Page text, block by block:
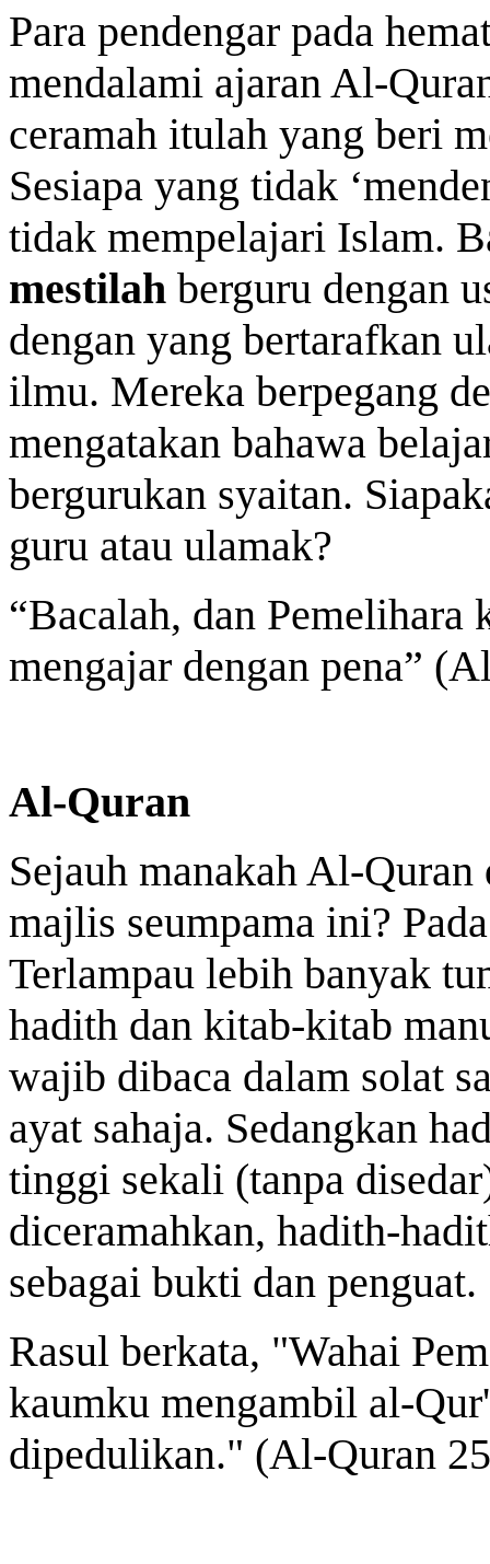
Para pendengar pada
mendalami ajaran Al-
ceramah itulah yang beri
Sesiapa yang tidak
tidak mempelajari Islam.
mestilah berguru dengan
dengan yang bertarafkan
ilmu. Mereka berpegang
mengatakan bahawa
bergurukan syaitan.
guru atau ulamak?
“Bacalah, dan
mengajar dengan pena”
Al-Quran
Sejauh manakah Al-
majlis seumpama ini?
Terlampau lebih banyak
hadith dan kitab-kitab
wajib dibaca dalam solat
ayat sahaja. Sedangkan
tinggi sekali (tanpa
diceramahkan, hadith-
sebagai bukti dan penguat.
Rasul berkata, "Wahai
kaumku mengambil al-
dipedulikan." (Al-Quran